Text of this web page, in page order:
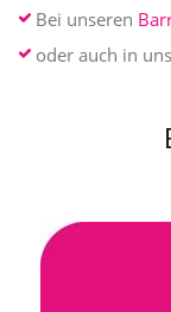
Bei unseren
oder auch in